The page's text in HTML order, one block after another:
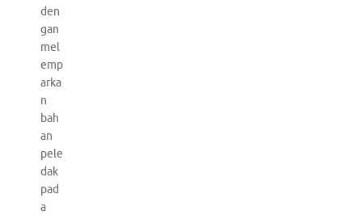
den
gan
mel
emp
arka
n
bah
an
pele
dak
pad
a